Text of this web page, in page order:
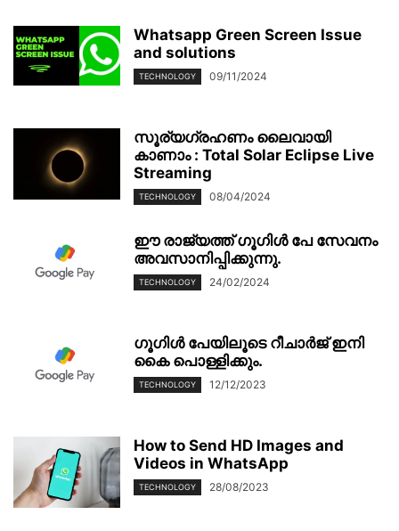
Whatsapp Green Screen Issue
and solutions
TECHNOLOGY 09/11/2024
സൂര്യഗ്രഹണം ലൈവായി
കാണാം : Total Solar Eclipse Live
Streaming
TECHNOLOGY 08/04/2024
ഈ രാജ്യത്ത് ഗൂഗിൾ പേ സേവനം
അവസാനിപ്പിക്കുന്നു.
TECHNOLOGY 24/02/2024
ഗൂഗിള്‍ പേയിലൂടെ റീചാര്‍ജ് ഇനി
കൈ പൊള്ളിക്കും.
TECHNOLOGY 12/12/2023
How to Send HD Images and
Videos in WhatsApp
TECHNOLOGY 28/08/2023